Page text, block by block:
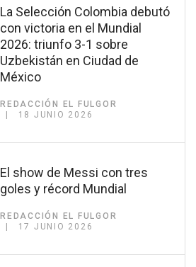
La Selección Colombia debutó
con victoria en el Mundial
2026: triunfo 3-1 sobre
Uzbekistán en Ciudad de
México
REDACCIÓN EL FULGOR
18 JUNIO 2026
El show de Messi con tres
goles y récord Mundial
REDACCIÓN EL FULGOR
17 JUNIO 2026